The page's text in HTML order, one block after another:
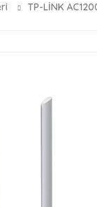
TP-LİNK